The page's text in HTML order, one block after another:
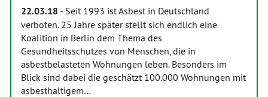
22.03.18 - Seit 1993 ist Asbest in Deutschland
verboten. 25 Jahre später stellt sich endlich eine
Koalition in Berlin dem Thema des
Gesundheitsschutzes von Menschen, die in
asbestbelasteten Wohnungen leben. Besonders im
Blick sind dabei die geschätzt 100.000 Wohnungen mit
asbesthaltigem…